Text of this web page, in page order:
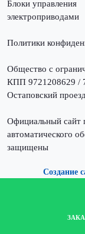
Блоки управления
электроприводами
Политики
Общество с
КПП 9721208629 /
Остаповский
Официальный сайт
автоматического
защищены
Создание